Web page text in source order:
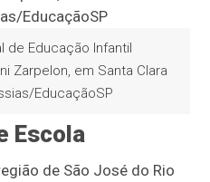
de Educação Infantil
Zarpelon, em Santa Clara
EducaçãoSP
Escola
de São José do Rio